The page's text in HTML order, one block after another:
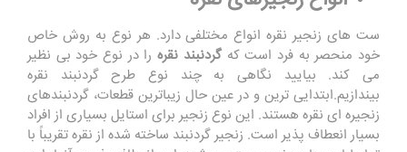
ست های زنجیر نقره انواع مختلفی دارد. هر نوع به روش خاص
خود منحصر به فرد است کهگردنبند نقره را در نوع خود بی نظیر
می کند. بیایید نگاهی به چند نوع طرح گردنبند نقره
بیندازیم.ابتدایی ترین و در عین حال زیباترین قطعات، گردنبندهای
زنجیره ای نقره هستند. این نوع زنجیر برای استایل بسیاری از افراد
بسیار انعطاف پذیر است. زنجیر گردنبند ساخته شده از نقره تقریباً با